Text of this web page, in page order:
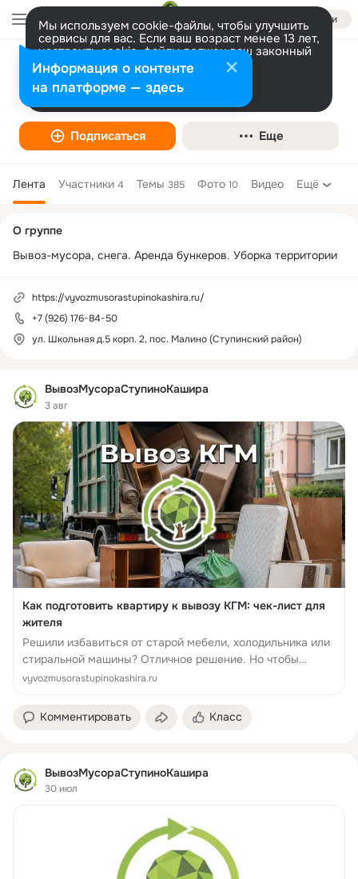
Войти
Мы используем cookie-файлы, чтобы улучшить
сервисы для вас. Если ваш возраст менее 13 лет,
настроить cookie-файлы должен ваш законный
представитель. Больше информации
Разрешить все Настроить
ВывозМусораСтупиноКашира
Подписаться Еще
Лента Участники 4 Темы 385 Фото 10 Видео Ещё
ВывозМусораСтупиноКашира
3 авг
Как подготовить квартиру к вывозу КГМ: чек-лист для
жителя
Решили избавиться от старой мебели, холодильника или
стиральной машины? Отличное решение. Но чтобы
процесс вывоза крупногабаритного мусора прошёл
vyvozmusorastupinokashira.ru
Комментировать Класс
ВывозМусораСтупиноКашира
30 июл
колонка
О группе
Вывоз-мусора, снега. Аренда бункеров. Уборка территории
https://vyvozmusorastupinokashira.ru/
+7 (926) 176-84-50
ул. Школьная д.5 корп. 2, пос. Малино (Ступинский район)
Информация о контенте
на платформе — здесь